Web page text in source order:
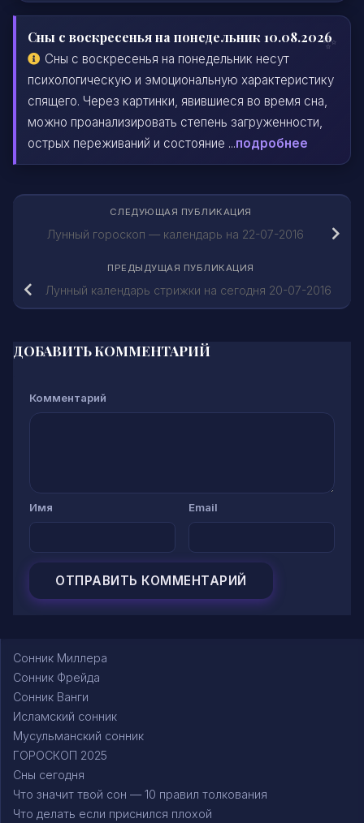
Сны с воскресенья на понедельник 10.08.2026
Сны с воскресенья на понедельник несут
психологическую и эмоциональную характеристику
спящего. Через картинки, явившиеся во время сна,
можно проанализировать степень загруженности,
острых переживаний и состояние ...подробнее
СЛЕДУЮЩАЯ ПУБЛИКАЦИЯ
Лунный гороскоп — календарь на 22-07-2016
ПРЕДЫДУЩАЯ ПУБЛИКАЦИЯ
Лунный календарь стрижки на сегодня 20-07-2016
ДОБАВИТЬ КОММЕНТАРИЙ
Комментарий
Имя Email
Сонник Миллера
Сонник Фрейда
Сонник Ванги
Исламский сонник
Мусульманский сонник
ГОРОСКОП 2025
Сны сегодня
Что значит твой сон — 10 правил толкования
Что делать если приснился плохой